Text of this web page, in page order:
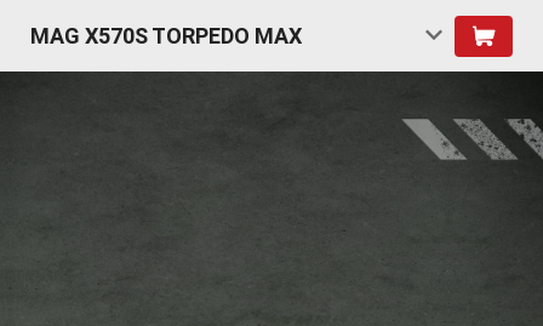
MAG X570S TORPEDO MAX